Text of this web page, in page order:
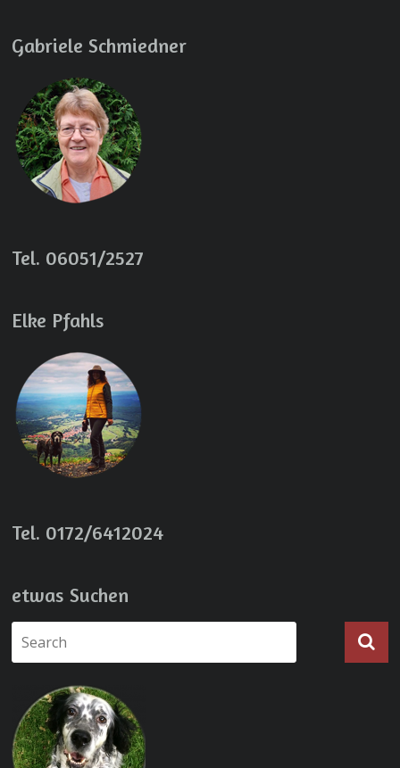
Gabriele Schmiedner
Tel. 06051/2527
Elke Pfahls
Tel. 0172/6412024
etwas Suchen